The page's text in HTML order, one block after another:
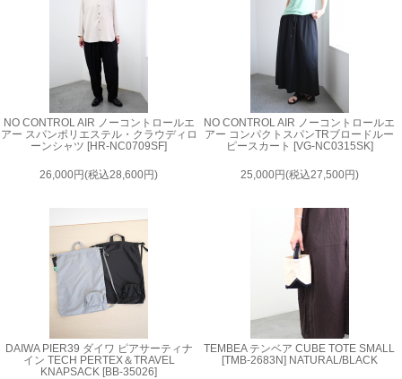
NO CONTROL AIR ノーコントロールエ
アー スパンポリエステル・クラウディロ
ーンシャツ [HR-NC0709SF]
26,000円(税込28,600円)
NO CONTROL AIR ノーコントロールエ
アー コンパクトスパンTRブロードルー
ピースカート [VG-NC0315SK]
25,000円(税込27,500円)
DAIWA PIER39 ダイワ ピアサーティナ
イン TECH PERTEX＆TRAVEL
KNAPSACK [BB-35026]
TEMBEA テンベア CUBE TOTE SMALL
[TMB-2683N] NATURAL/BLACK